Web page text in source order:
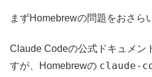
まずHomebrewの問題をおさら
Claude Codeの公式ドキュメン
すが、Homebrewの claude-